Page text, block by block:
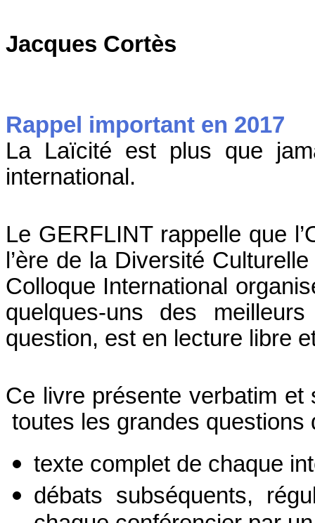
Jacques Cortès
Rappel important en 2017
La Laïcité est plus que
international.
Le GERFLINT rappelle que
l’ère de la Diversité
Colloque International
quelques-uns des
question, est en lecture libre
Ce livre présente verbatim
toutes les grandes
texte complet de chaque
débats subséquents,